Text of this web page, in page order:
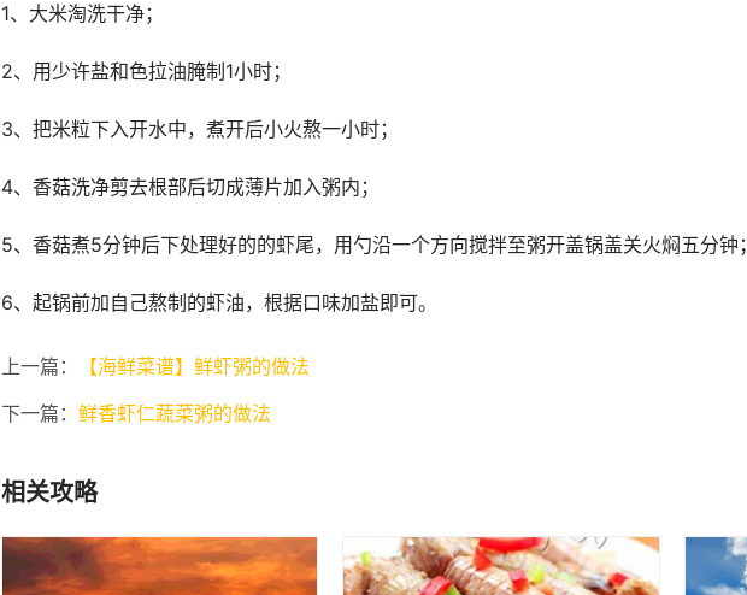
1、大米淘洗干净；
2、用少许盐和色拉油腌制1小时；
3、把米粒下入开水中，煮开后小火熬一小时；
4、香菇洗净剪去根部后切成薄片加入粥内；
5、香菇煮5分钟后下处理好的的虾尾，用勺沿一个方向搅拌至粥开盖锅盖关火焖五分钟；
6、起锅前加自己熬制的虾油，根据口味加盐即可。
上一篇：
【海鲜菜谱】鲜虾粥的做法
下一篇： 鲜香虾仁蔬菜粥的做法
相关攻略